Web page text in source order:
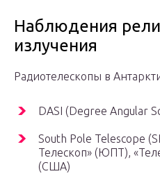
Наблюдения
излучения
Радиотелескопы в
DASI (Degree Angular
South Pole Telescope
Телескоп» (ЮПТ),
(США)